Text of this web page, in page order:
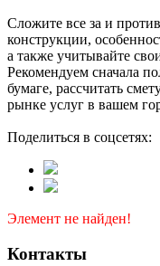
Сложите все за и
конструкции,
а также учитывайте
Рекомендуем сначала
бумаге, рассчитать
рынке услуг в вашем
Поделиться в соцсетях:
Элемент не найден!
Контакты